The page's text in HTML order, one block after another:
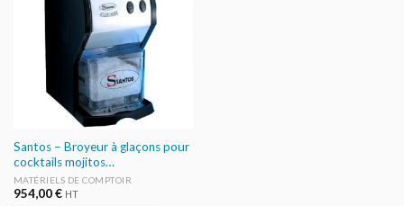
AU DEVIS
Santos – Broyeur à glaçons pour
cocktails mojitos…
MATÉRIELS DE COMPTOIR
954,00€ HT